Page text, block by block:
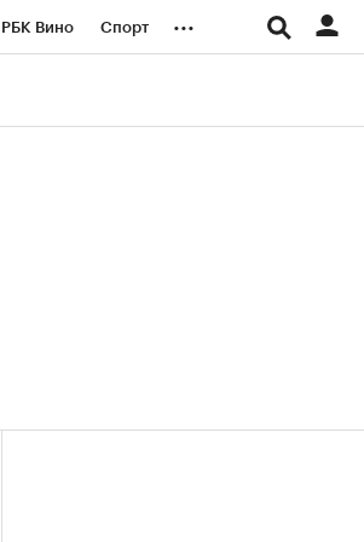
РБК Вино Спорт ...